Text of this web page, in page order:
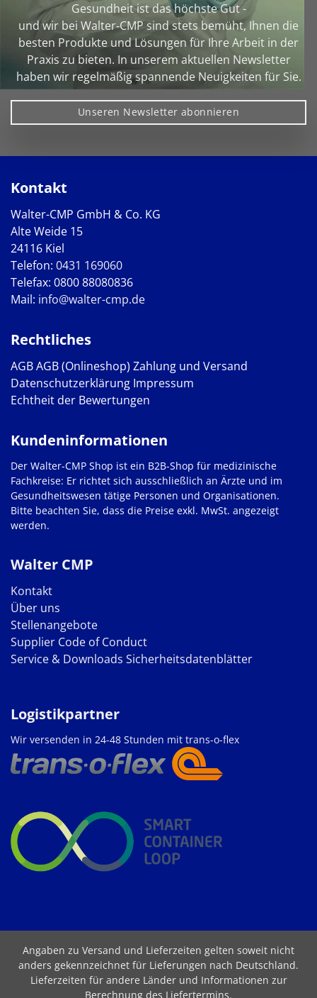
Gesundheit ist das höchste Gut -
und wir bei Walter‑CMP sind stets bemüht, Ihnen die
besten Produkte und Lösungen für Ihre Arbeit in der
Praxis zu bieten. In unserem aktuellen Newsletter
haben wir regelmäßig spannende Neuigkeiten für Sie.
Unseren Newsletter abonnieren
Kontakt
Walter-CMP GmbH & Co. KG
Alte Weide 15
24116 Kiel
Telefon: 0431 169060
Telefax: 0800 88080836
Mail: info@walter-cmp.de
Rechtliches
AGBAGB (Onlineshop) Zahlung und Versand
Datenschutzerklärung Impressum
Echtheit der Bewertungen
Walter CMP
Kontakt
Über uns
Stellenangebote
Supplier Code of Conduct
Service & Downloads Sicherheitsdatenblätter
Kundeninformationen
Der Walter-CMP Shop ist ein B2B-Shop für medizinische
Fachkreise: Er richtet sich ausschließlich an Ärzte und im
Gesundheitswesen tätige Personen und Organisationen.
Bitte beachten Sie, dass die Preise exkl. MwSt. angezeigt
werden.
Logistikpartner
Wir versenden in 24-48 Stunden mit trans-o-flex
Angaben zu Versand und Lieferzeiten gelten soweit nicht
anders gekennzeichnet für Lieferungen nach Deutschland.
Lieferzeiten für andere Länder und Informationen zur
Berechnung des Liefertermins.